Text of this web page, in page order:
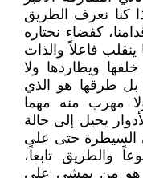
كنا نعرف الطريق
كفضاء نختاره
ينقلب فاعلاً والذات
ويطاردها ولا
بل طرقها هو الذي
مهرب منه مهما
يحيل إلى حالة
السيطرة حتى على
والطريق تابعاً،
هو من يمشي على